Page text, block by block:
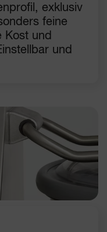
exklusiv
feine
Kost und
und